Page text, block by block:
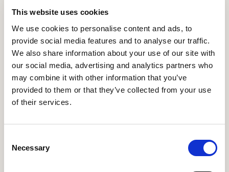
This website uses cookies
We use cookies to personalise content and ads, to
provide social media features and to analyse our traffic.
We also share information about your use of our site with
our social media, advertising and analytics partners who
may combine it with other information that you’ve
provided to them or that they’ve collected from your use
of their services.
Selection
Necessary
12.09.2026 - 5491 Blommenslyst
Økomaddag 2026 - Skovmærke ApS
Økomaddagen afholdes på landstedet Langkildehus
og sætter naturen i centrum – både som frirum og
forsyningskilde.
Læs mere om Økomaddag 2026 - Toftegaard